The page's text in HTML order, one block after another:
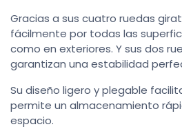
Gracias a sus cuatro ruedas
fácilmente por todas las
como en exteriores. Y sus dos
garantizan una estabilidad
Su diseño ligero y plegable
permite un almacenamiento
espacio.